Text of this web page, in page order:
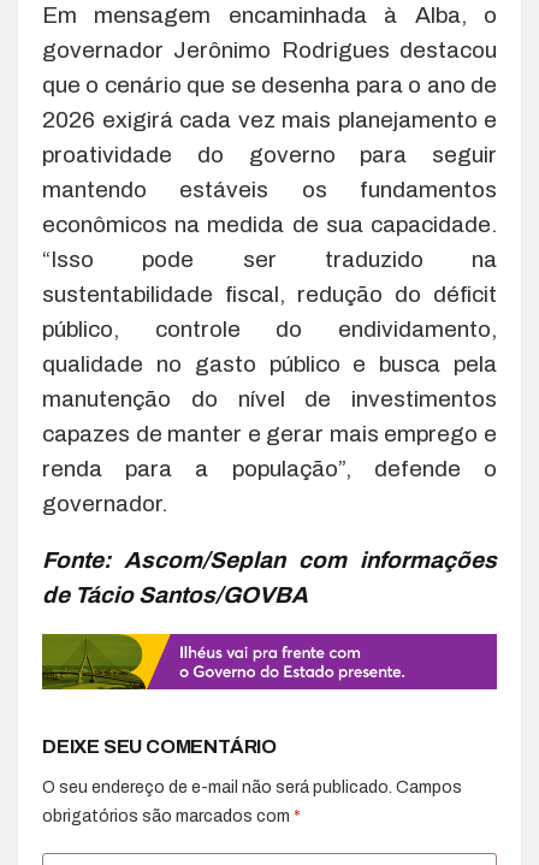
Em mensagem encaminhada à Alba, o
governador Jerônimo Rodrigues destacou
que o cenário que se desenha para o ano de
2026 exigirá cada vez mais planejamento e
proatividade do governo para seguir
mantendo estáveis os fundamentos
econômicos na medida de sua capacidade.
“Isso pode ser traduzido na
sustentabilidade fiscal, redução do déficit
público, controle do endividamento,
qualidade no gasto público e busca pela
manutenção do nível de investimentos
capazes de manter e gerar mais emprego e
renda para a população”, defende o
governador.
Fonte: Ascom/Seplan com informações
de Tácio Santos/GOVBA
DEIXE SEU COMENTÁRIO
O seu endereço de e-mail não será publicado. Campos
obrigatórios são marcados com *